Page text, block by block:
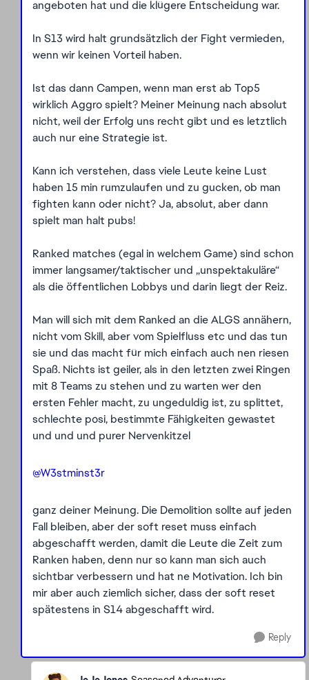
angeboten hat und die klügere Entscheidung war.
In S13 wird halt grundsätzlich der Fight vermieden,
wenn wir keinen Vorteil haben.
Ist das dann Campen, wenn man erst ab Top5
wirklich Aggro spielt? Meiner Meinung nach absolut
nicht, weil der Erfolg uns recht gibt und es letztlich
auch nur eine Strategie ist.
Kann ich verstehen, dass viele Leute keine Lust
haben 15 min rumzulaufen und zu gucken, ob man
fighten kann oder nicht? Ja, absolut, aber dann
spielt man halt pubs!
Ranked matches (egal in welchem Game) sind schon
immer langsamer/taktischer und „unspektakuläre“
als die öffentlichen Lobbys und darin liegt der Reiz.
Man will sich mit dem Ranked an die ALGS annähern,
nicht vom Skill, aber vom Spielfluss etc und das tun
sie und das macht für mich einfach auch nen riesen
Spaß. Nichts ist geiler, als in den letzten zwei Ringen
mit 8 Teams zu stehen und zu warten wer den
ersten Fehler macht, zu ungeduldig ist, zu splittet,
schlechte posi, bestimmte Fähigkeiten gewastet
und und und purer Nervenkitzel
@W3stminst3r
ganz deiner Meinung. Die Demolition sollte auf jeden
Fall bleiben, aber der soft reset muss einfach
abgeschafft werden, damit die Leute die Zeit zum
Ranken haben, denn nur so kann man sich auch
sichtbar verbessern und hat ne Motivation. Ich bin
mir aber auch ziemlich sicher, dass der soft reset
spätestens in S14 abgeschafft wird.
Reply